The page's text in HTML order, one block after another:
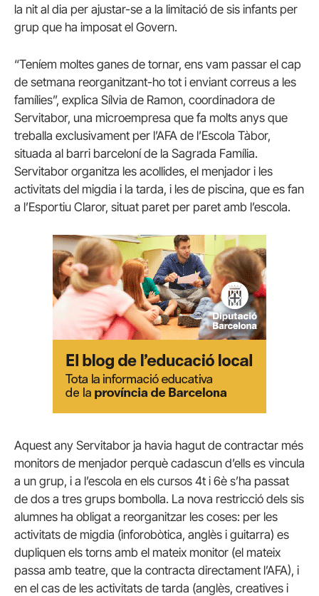
la nit al dia per ajustar-se a la limitació de sis infants per
grup que ha imposat el Govern.
“Teníem moltes ganes de tornar, ens vam passar el cap
de setmana reorganitzant-ho tot i enviant correus a les
famílies”, explica Sílvia de Ramon, coordinadora de
Servitabor, una microempresa que fa molts anys que
treballa exclusivament per l’AFA de l’Escola Tàbor,
situada al barri barceloní de la Sagrada Família.
Servitabor organitza les acollides, el menjador i les
activitats del migdia i la tarda, i les de piscina, que es fan
a l’Esportiu Claror, situat paret per paret amb l’escola.
Aquest any Servitabor ja havia hagut de contractar més
monitors de menjador perquè cadascun d’ells es vincula
a un grup, i a l’escola en els cursos 4t i 6è s’ha passat
de dos a tres grups bombolla. La nova restricció dels sis
alumnes ha obligat a reorganitzar les coses: per les
activitats de migdia (inforobòtica, anglès i guitarra) es
dupliquen els torns amb el mateix monitor (el mateix
passa amb teatre, que la contracta directament l’AFA), i
en el cas de les activitats de tarda (anglès, creatives i